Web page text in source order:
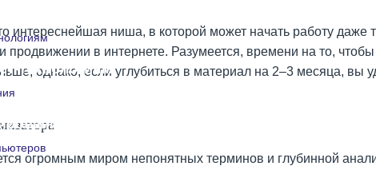
технологиям
интереснейшая ниша, в которой может начать работу даже
продвижении в интернете. Разумеется, времени на то,
однако, если углубиться в материал на 2–3 месяца, вы
огромным миром непонятных терминов и глубинной